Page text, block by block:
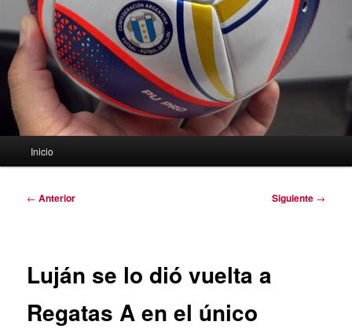
Inicio
Navegación
← Anterior Siguiente →
Luján se lo dió vuelta a
Regatas A en el único